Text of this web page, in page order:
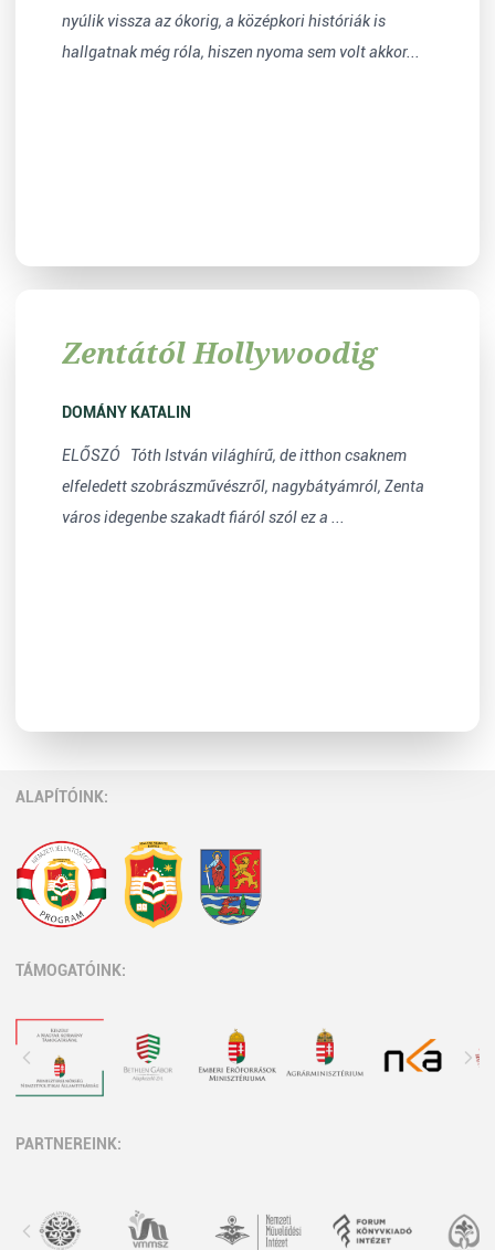
nyúlik vissza az ókorig, a középkori históriák is
hallgatnak még róla, hiszen nyoma sem volt akkor...
Zentától Hollywoodig
DOMÁNY KATALIN
ELŐSZÓ Tóth István világhírű, de itthon csaknem
elfeledett szobrászművészről, nagybátyámról, Zenta
város idegenbe szakadt fiáról szól ez a ...
ALAPÍTÓINK:
TÁMOGATÓINK:
PARTNEREINK: